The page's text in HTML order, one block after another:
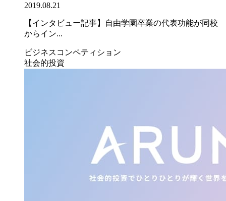
2019.08.21
【インタビュー記事】自由学園卒業の代表功能が同校
からイン...
ビジネスコンペティション
社会的投資